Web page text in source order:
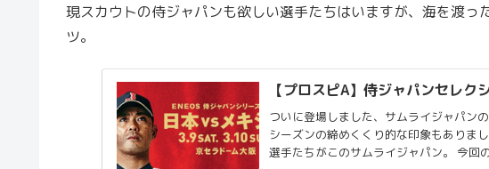
現スカウトの侍ジャパンも欲しい選手たちはいますが、海を渡っ
ツ。
【プロスピA】侍ジャパンセレク
ついに登場しました、サムライジャパンの面々！！ ベストナイン&タイ
シーズンの締めくくり的な印象もありま
選手たち